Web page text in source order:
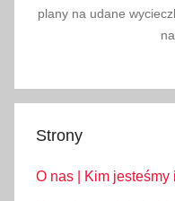
plany na udane
Strony
O nas | Kim